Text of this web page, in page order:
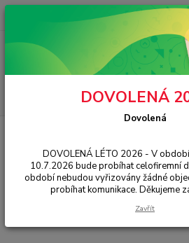
Chat / Online podpora - 24/7
G955 Galaxy S8
DOVOLENÁ
Dovolená
DOVOLENÁ LÉTO 2026 - V
10.7.2026 bude probíhat celofiremní
období nebudou vyřizovány žádné
probíhat komunikace. Děkujeme
Zavřít